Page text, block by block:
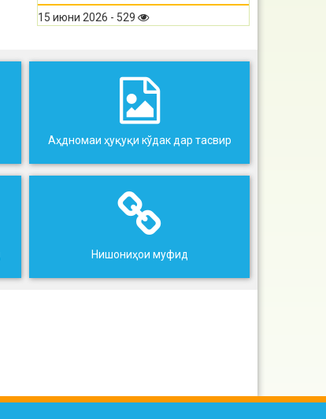
15 июни 2026 - 529
Аҳдномаи ҳуқуқи кўдак дар тасвир
Нишониҳои муфид